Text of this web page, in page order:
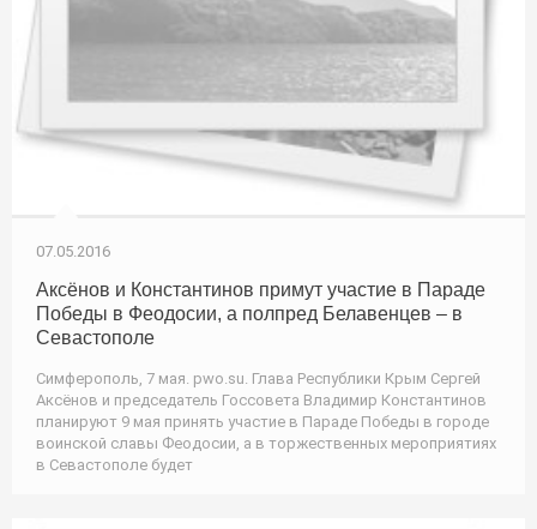
07.05.2016
Аксёнов и Константинов примут участие в Параде
Победы в Феодосии, а полпред Белавенцев – в
Севастополе
Симферополь, 7 мая. pwo.su. Глава Республики Крым Сергей
Аксёнов и председатель Госсовета Владимир Константинов
планируют 9 мая принять участие в Параде Победы в городе
воинской славы Феодосии, а в торжественных мероприятиях
в Севастополе будет